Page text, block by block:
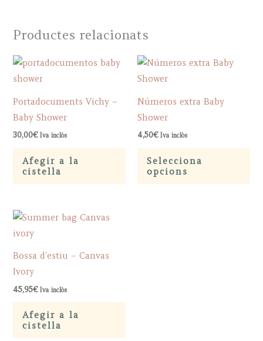
Productes relacionats
Portadocuments Vichy –
Baby Shower
30,00€ Iva inclòs
Afegir a la
cistella
Números extra Baby
Shower
4,50€ Iva inclòs
Selecciona
opcions
Bossa d’estiu – Canvas
Ivory
45,95€ Iva inclòs
Afegir a la
cistella